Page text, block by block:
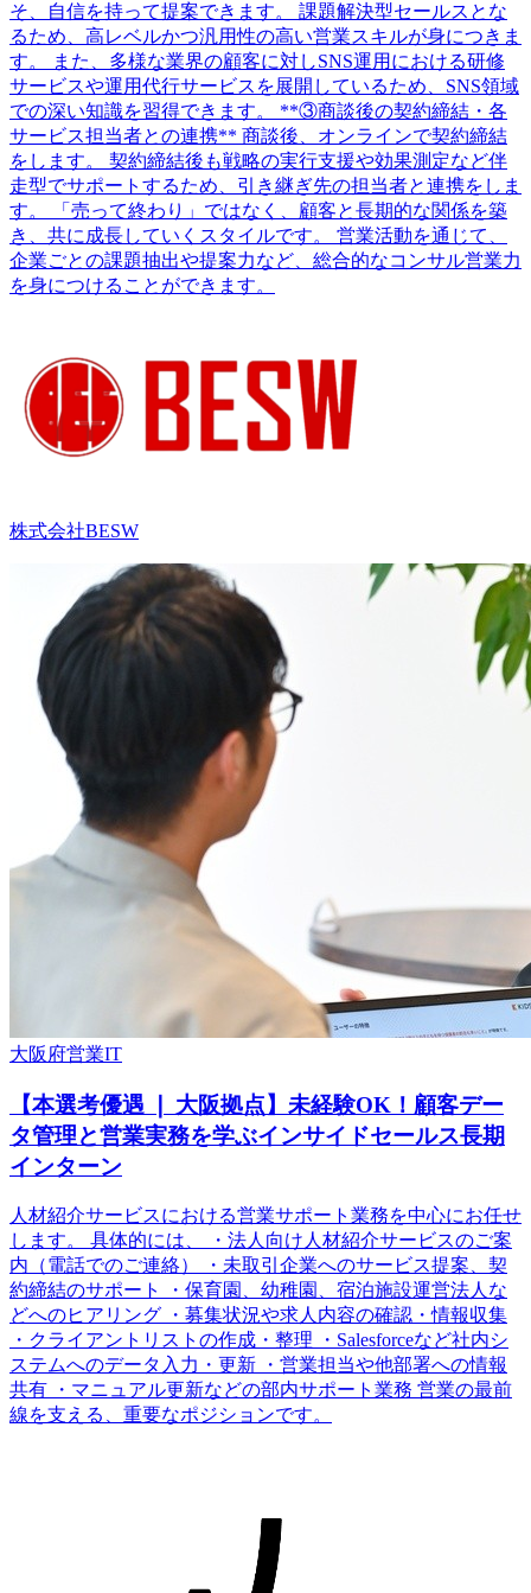
そ、自信を持って提案できます。 課題解決型セールスとな
るため、高レベルかつ汎用性の高い営業スキルが身につきま
す。 また、多様な業界の顧客に対しSNS運用における研修
サービスや運用代行サービスを展開しているため、SNS領域
での深い知識を習得できます。 **③商談後の契約締結・各
サービス担当者との連携** 商談後、オンラインで契約締結
をします。 契約締結後も戦略の実行支援や効果測定など伴
走型でサポートするため、引き継ぎ先の担当者と連携をしま
す。 「売って終わり」ではなく、顧客と長期的な関係を築
き、共に成長していくスタイルです。 営業活動を通じて、
企業ごとの課題抽出や提案力など、総合的なコンサル営業力
を身につけることができます。
株式会社BESW
大阪府営業IT
【本選考優遇 ❘ 大阪拠点】未経験OK！顧客デー
タ管理と営業実務を学ぶインサイドセールス長期
インターン
人材紹介サービスにおける営業サポート業務を中心にお任せ
します。 具体的には、 ・法人向け人材紹介サービスのご案
内（電話でのご連絡） ・未取引企業へのサービス提案、契
約締結のサポート ・保育園、幼稚園、宿泊施設運営法人な
どへのヒアリング ・募集状況や求人内容の確認・情報収集
・クライアントリストの作成・整理 ・Salesforceなど社内シ
ステムへのデータ入力・更新 ・営業担当や他部署への情報
共有 ・マニュアル更新などの部内サポート業務 営業の最前
線を支える、重要なポジションです。